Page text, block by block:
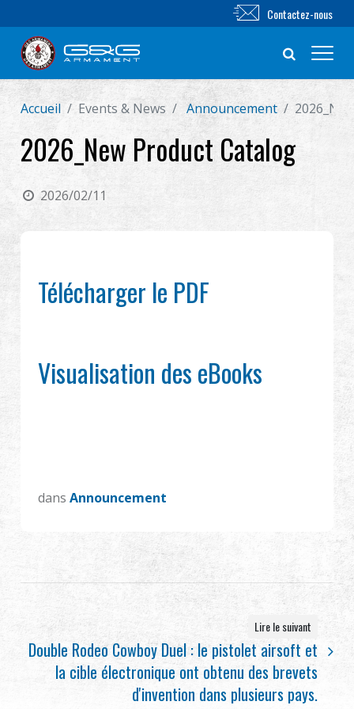
Nouveautés
FUSIL AIRSOFT
PISTOLET AIRSOFT
Série BB
Revendeur
Competitions & Event
Se connecter
繁體中文 English (US)
Français 日本語
Contactez-nous
Accueil Events & News Announcement
2026_New Product Catalog
2026/02/11
Télécharger le PDF
Visualisation des eBooks
dansAnnouncement
Lire le suivant
Double Rodeo Cowboy Duel : le pistolet airsoft et
la cible électronique ont obtenu des brevets
d'invention dans plusieurs pays.